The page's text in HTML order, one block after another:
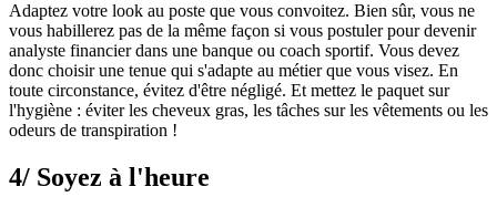
Adaptez votre look au poste que vous convoitez. Bien sûr, vous ne
vous habillerez pas de la même façon si vous postuler pour devenir
analyste financier dans une banque ou coach sportif. Vous devez
donc choisir une tenue qui s'adapte au métier que vous visez. En
toute circonstance, évitez d'être négligé. Et mettez le paquet sur
l'hygiène : éviter les cheveux gras, les tâches sur les vêtements ou les
odeurs de transpiration !
4/ Soyez à l'heure